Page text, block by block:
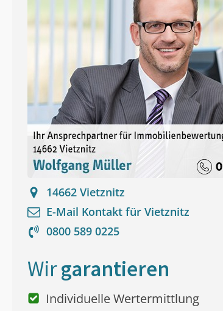
14662 Vietznitz
E-Mail Kontakt für Vietznitz
0800 589 0225
Wirgarantieren
Individuelle Wertermittlung